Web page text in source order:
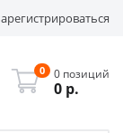
0 0 позиций
0 р.